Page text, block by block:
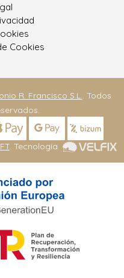
Cookies
R. Francisco S.L.. Todos
. Tecnología